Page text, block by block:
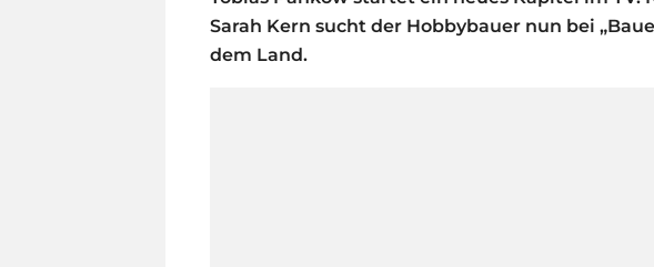
Sarah Kern sucht der Hobbybauer nun bei
dem Land.